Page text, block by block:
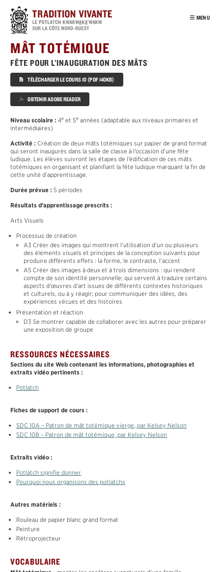
contenu
principal
MENU
NOTRE PEUPLE
VISITE VIRTUELLE
T´ŁAKWA
CÈDRE
HAMAT´ SA
ENGLISH
MÂT TOTÉMIQUE
FÊTE POUR L’INAUGURATION DES MÂTS
TÉLÉCHARGER LE COURS 10 (PDF 140KB)
OBTENIR ADOBE READER
Niveau scolaire : 4e et 5e années (adaptable aux niveaux primaires et
intermédiaires)
Activité : Création de deux mâts totémiques sur papier de grand format
qui seront inaugurés dans la salle de classe à l’occasion d’une fête
ludique. Les élèves suivront les étapes de l’édification de ces mâts
totémiques en organisant et planifiant la fête ludique marquant la fin de
cette unité d’apprentissage.
Durée prévue : 5 périodes
Résultats d’apprentissage prescrits :
Arts Visuels
Processus de création
A3 Créer des images qui montrent l’utilisation d’un ou plusieurs
des éléments visuels et principes de la conception suivants pour
produire différents effets : la forme, le contraste, l’accent
A5 Créer des images à deux et à trois dimensions : qui rendent
compte de son identité personnelle; qui servent à traduire certains
aspects d’œuvres d’art issues de différents contextes historiques
et culturels, ou à y réagir; pour communiquer des idées, des
expériences vécues et des histoires
Présentation et réaction
D3 Se montrer capable de collaborer avec les autres pour préparer
une exposition de groupe
RESSOURCES NÉCESSAIRES
Sections du site Web contenant les informations, photographies et
extraits vidéo pertinents :
Potlatch
Fiches de support de cours :
SDC 10A – Patron de mât totémique vierge, par Kelsey Nelson
SDC 10B – Patron de mât totémique, par Kelsey Nelson
Extraits vidéo :
Potlatch signifie donner
Pourquoi nous organisons des potlatchs
Autres matériels :
Rouleau de papier blanc grand format
Peinture
Rétroprojecteur
VOCABULAIRE